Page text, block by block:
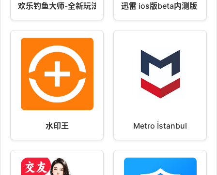
欢乐钓鱼大师-全新玩法游钓传奇 v1.0.0.175906
迅雷 ios版beta内测版
水印王 Metro İstanbul